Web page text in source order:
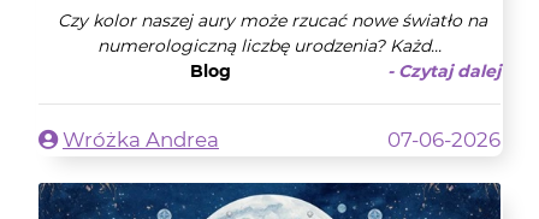
Czy kolor naszej aury może rzucać nowe światło na
numerologiczną liczbę urodzenia? Każd...
Blog
- Czytaj dalej
Wróżka Andrea 07-06-2026